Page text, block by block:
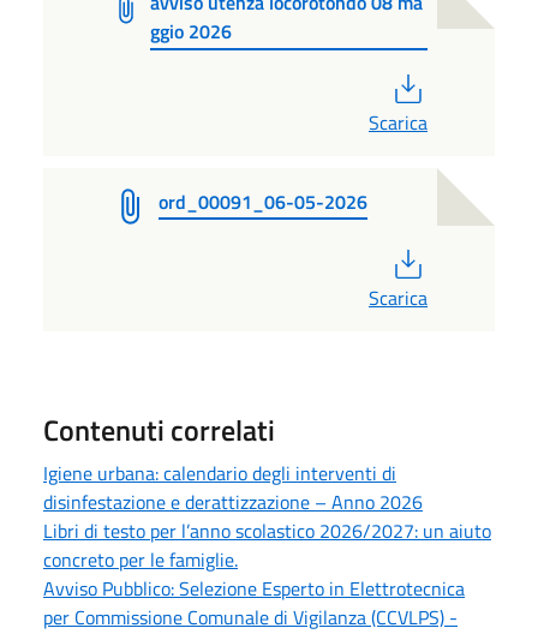
ggio 2026
Scarica
ord_00091_06-05-2026
Scarica
Contenuti correlati
Igiene urbana: calendario degli interventi di
disinfestazione e derattizzazione – Anno 2026
Libri di testo per l’anno scolastico 2026/2027: un aiuto
concreto per le famiglie.
Avviso Pubblico: Selezione Esperto in Elettrotecnica
per Commissione Comunale di Vigilanza (CCVLPS) -